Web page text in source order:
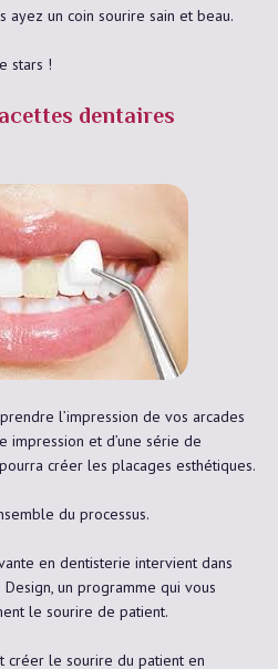
ayez un coin sourire sain et beau.
stars !
dentaires
l’impression de vos arcades
impression et d’une série de
créer les placages esthétiques.
du processus.
en dentisterie intervient dans
un programme qui vous
le sourire de patient.
créer le sourire du patient en